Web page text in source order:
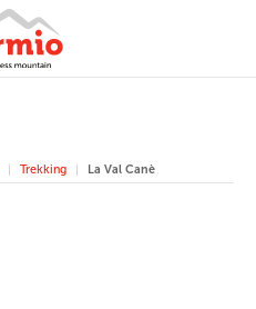
Trekking La Val Canè